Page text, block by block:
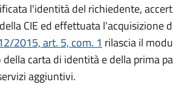
l'identità del richiedente,
CIE ed effettuata l'acquisizione
2015, art. 5, com. 1 rilascia il
carta di identità e della prima
aggiuntivi.